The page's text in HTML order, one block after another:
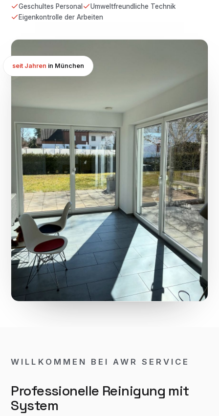
Geschultes Personal
Umweltfreundliche Technik
Eigenkontrolle der Arbeiten
seit Jahren in München
WILLKOMMEN BEI AWR SERVICE
Professionelle Reinigung mit
System